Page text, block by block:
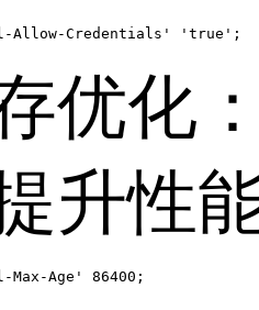
Allow-Credentials' 'true';
优化
升性
Max-Age' 86400;